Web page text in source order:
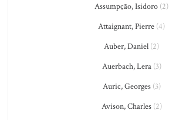
Assumpção, Isidoro (2)
Attaignant, Pierre (4)
Auber, Daniel (2)
Auerbach, Lera(3)
Auric, Georges(3)
Avison, Charles(2)